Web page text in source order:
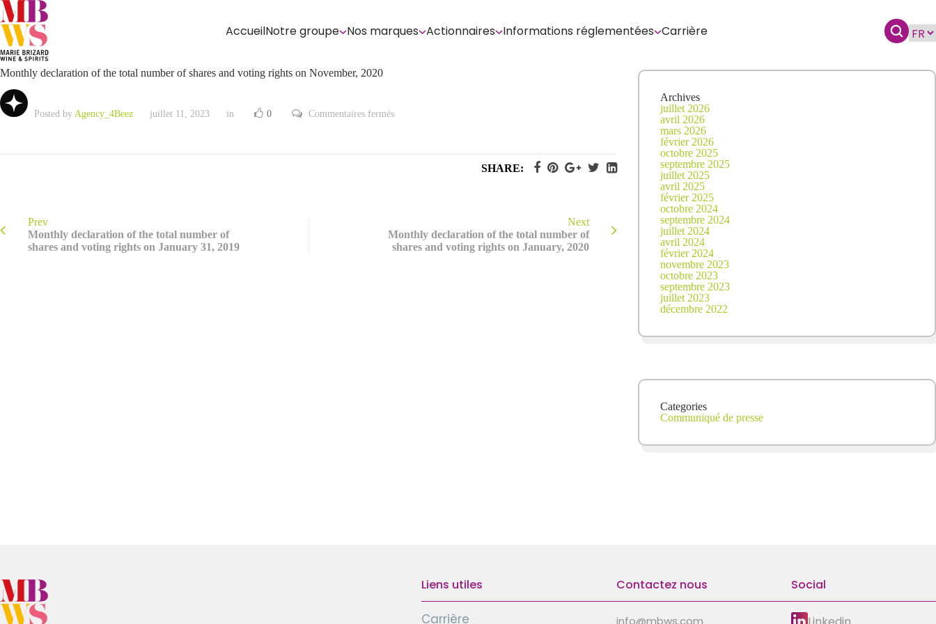
AccueilNotre groupe Nos marques Actionnaires Informations réglementées Carrière
Monthly declaration of the total number of shares and voting rights on November, 2020
Posted by Agency_4Beez juillet 11, 2023 in 0 Commentaires ferméssur
on
November,
2020
SHARE:
Prev
Monthly declaration of the total number of
shares and voting rights on January 31, 2019
Next
Monthly declaration of the total number of
shares and voting rights on January, 2020
Archives
juillet 2026
avril 2026
mars 2026
février 2026
octobre 2025
septembre 2025
juillet 2025
avril 2025
février 2025
octobre 2024
septembre 2024
juillet 2024
avril 2024
février 2024
novembre 2023
octobre 2023
septembre 2023
juillet 2023
décembre 2022
Categories
Communiqué de presse
Liens utiles
Carrière
Contactez nous
info@mbws.com
Social